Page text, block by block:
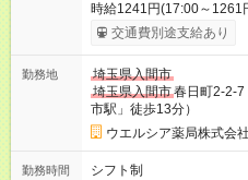
時給1241円(17:00～
よる更新判定あり 社内試
り （大学生は＋20円） 試用期間あり：入社日から3ヶ月間／本
間の長さ：3ヶ月 雇用形
交通費別途支給あり
勤務地
埼玉県入間市
埼玉県入間市春日町2-2-7
市駅」徒歩13分）
ウエルシア薬局株式会社
勤務時間 シフト制